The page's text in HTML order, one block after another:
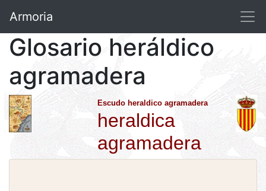
Armoria
Glosario heráldico
agramadera
Escudo heraldico agramadera
heraldica
agramadera